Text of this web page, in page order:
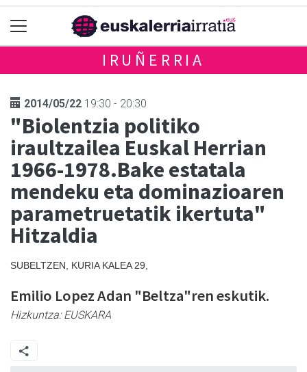
IRUÑERRIA
2014/05/22 19:30 - 20:30
"Biolentzia politiko
iraultzailea Euskal Herrian
1966-1978.Bake estatala
mendeku eta dominazioaren
parametruetatik ikertuta"
Hitzaldia
SUBELTZEN, KURIA KALEA 29,
Emilio Lopez Adan "Beltza"ren eskutik.
Hizkuntza:EUSKARA